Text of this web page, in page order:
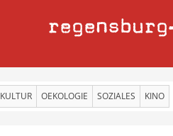
regensburg
KULTUR OEKOLOGIE SOZIALES KINO